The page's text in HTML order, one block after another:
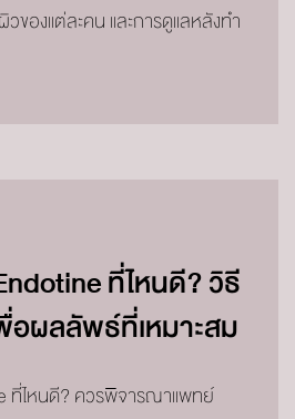
วของแต่ละคน และการดูแลหลังทำ
ที่ไหนดี? วิธี
อผลลัพธ์ที่เหมาะสม
ที่ไหนดี? ควรพิจารณาแพทย์